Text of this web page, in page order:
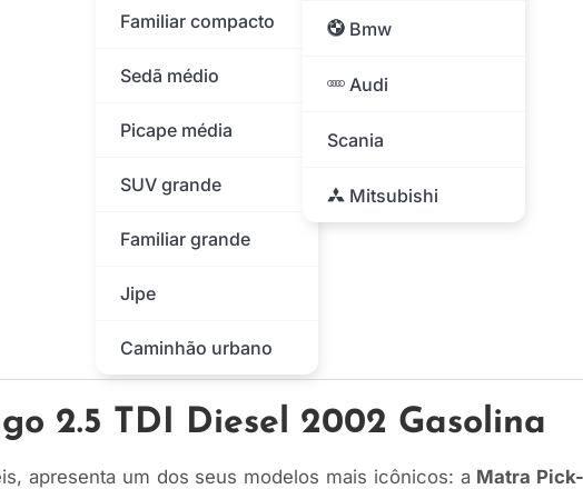
Familiar compacto
Sedã médio
Picape média
SUV grande
Familiar grande
Jipe
Caminhão urbano
Bmw
Audi
Scania
Mitsubishi
2.5 TDI Diesel 2002 Gasolina
apresenta um dos seus modelos mais icônicos: a Matra